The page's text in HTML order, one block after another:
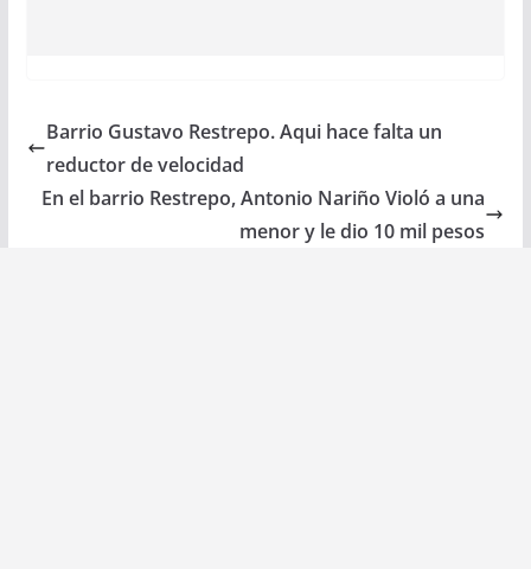
Barrio Gustavo Restrepo. Aqui hace falta un
reductor de velocidad
En el barrio Restrepo, Antonio Nariño Violó a una
menor y le dio 10 mil pesos